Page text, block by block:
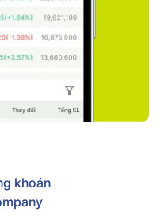
khoán